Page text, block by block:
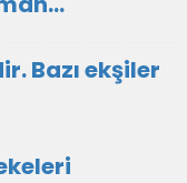
Bazı ekşiler